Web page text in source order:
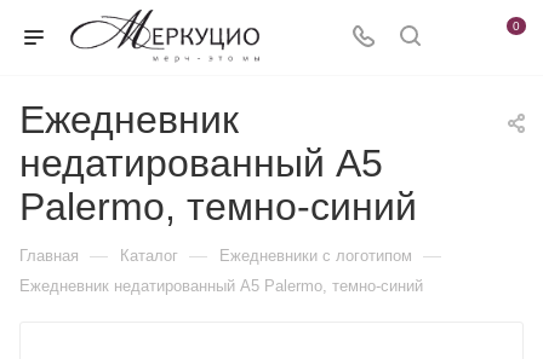
0
Ежедневник
недатированный А5
Palermo, темно-синий
Главная — Каталог — Ежедневники c логотипом —
Ежедневник недатированный А5 Palermo, темно-синий